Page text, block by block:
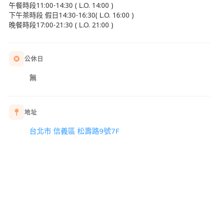
午餐時段11:00-14:30 ( L.O. 14:00 )
下午茶時段 假日14:30-16:30( L.O. 16:00 )
晚餐時段17:00-21:30 ( L.O. 21:00 )
公休日
無
地址
台北市 信義區 松壽路9號7F